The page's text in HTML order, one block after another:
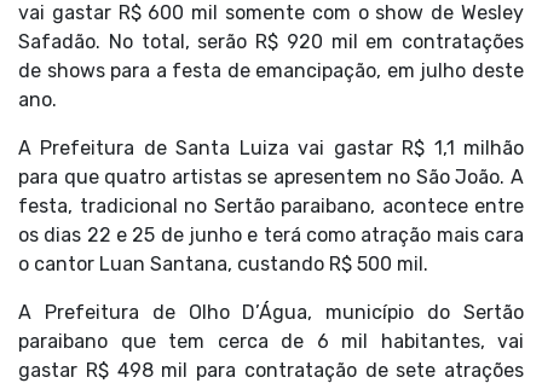
vai gastar R$ 600 mil somente com o show de Wesley
Safadão. No total, serão R$ 920 mil em contratações
de shows para a festa de emancipação, em julho deste
ano.
A Prefeitura de Santa Luiza vai gastar R$ 1,1 milhão
para que quatro artistas se apresentem no São João. A
festa, tradicional no Sertão paraibano, acontece entre
os dias 22 e 25 de junho e terá como atração mais cara
o cantor Luan Santana, custando R$ 500 mil.
A Prefeitura de Olho D’Água, município do Sertão
paraibano que tem cerca de 6 mil habitantes, vai
gastar R$ 498 mil para contratação de sete atrações